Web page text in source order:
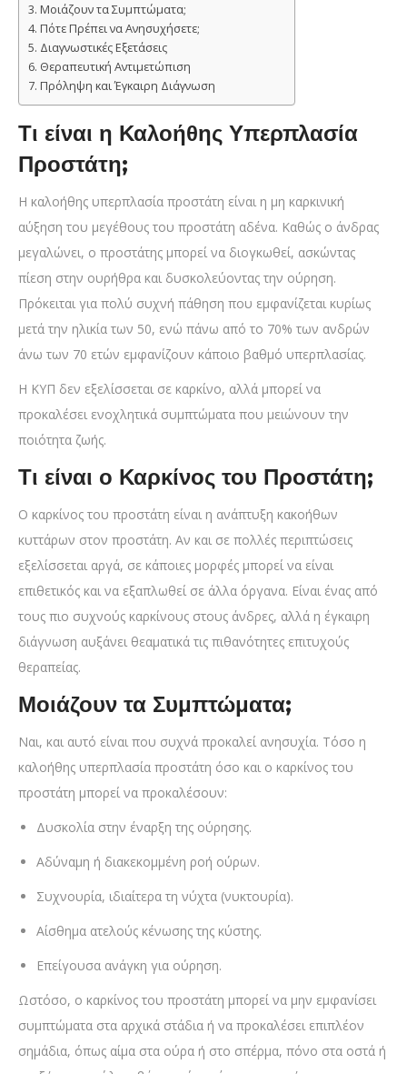
Μοιάζουν τα Συμπτώματα;
Πότε Πρέπει να Ανησυχήσετε;
Διαγνωστικές Εξετάσεις
Θεραπευτική Αντιμετώπιση
Πρόληψη και Έγκαιρη Διάγνωση
Τι είναι η Καλοήθης Υπερπλασία
Προστάτη;
Η καλοήθης υπερπλασία προστάτη είναι η μη καρκινική
αύξηση του μεγέθους του προστάτη αδένα. Καθώς ο άνδρας
μεγαλώνει, ο προστάτης μπορεί να διογκωθεί, ασκώντας
πίεση στην ουρήθρα και δυσκολεύοντας την ούρηση.
Πρόκειται για πολύ συχνή πάθηση που εμφανίζεται κυρίως
μετά την ηλικία των 50, ενώ πάνω από το 70% των ανδρών
άνω των 70 ετών εμφανίζουν κάποιο βαθμό υπερπλασίας.
Η ΚΥΠ δεν εξελίσσεται σε καρκίνο, αλλά μπορεί να
προκαλέσει ενοχλητικά συμπτώματα που μειώνουν την
ποιότητα ζωής.
Τι είναι ο Καρκίνος του Προστάτη;
Ο καρκίνος του προστάτη είναι η ανάπτυξη κακοήθων
κυττάρων στον προστάτη. Αν και σε πολλές περιπτώσεις
εξελίσσεται αργά, σε κάποιες μορφές μπορεί να είναι
επιθετικός και να εξαπλωθεί σε άλλα όργανα. Είναι ένας από
τους πιο συχνούς καρκίνους στους άνδρες, αλλά η έγκαιρη
διάγνωση αυξάνει θεαματικά τις πιθανότητες επιτυχούς
θεραπείας.
Μοιάζουν τα Συμπτώματα;
Ναι, και αυτό είναι που συχνά προκαλεί ανησυχία. Τόσο η
καλοήθης υπερπλασία προστάτη όσο και ο καρκίνος του
προστάτη μπορεί να προκαλέσουν:
Δυσκολία στην έναρξη της ούρησης.
Αδύναμη ή διακεκομμένη ροή ούρων.
Συχνουρία, ιδιαίτερα τη νύχτα (νυκτουρία).
Αίσθημα ατελούς κένωσης της κύστης.
Επείγουσα ανάγκη για ούρηση.
Ωστόσο, ο καρκίνος του προστάτη μπορεί να μην εμφανίσει
συμπτώματα στα αρχικά στάδια ή να προκαλέσει επιπλέον
σημάδια, όπως αίμα στα ούρα ή στο σπέρμα, πόνο στα οστά ή